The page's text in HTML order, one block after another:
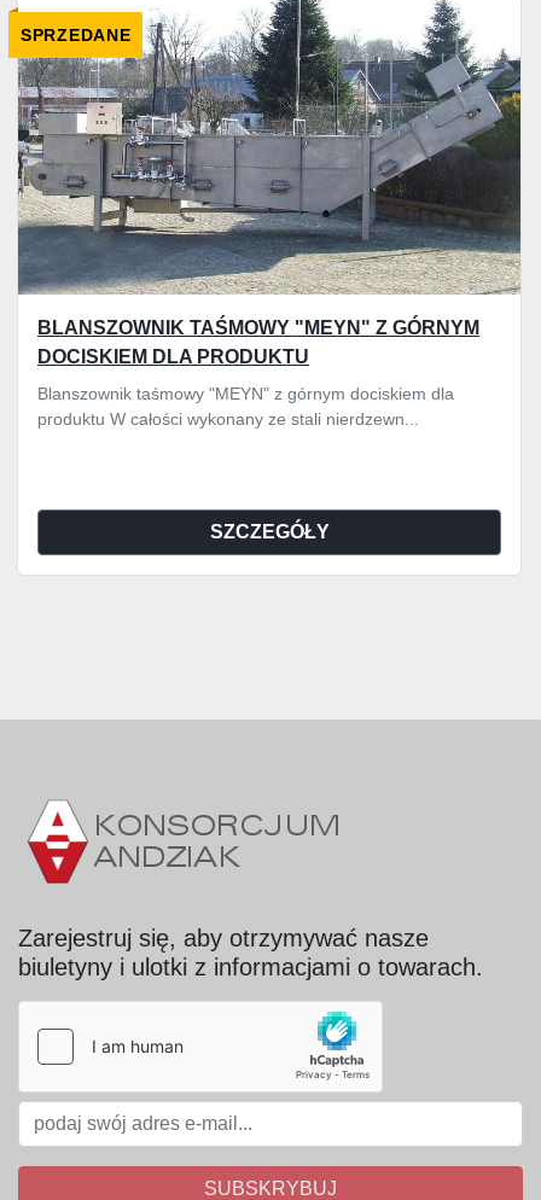
SPRZEDANE
BLANSZOWNIK TAŚMOWY "MEYN" Z GÓRNYM
DOCISKIEM DLA PRODUKTU
Blanszownik taśmowy "MEYN" z górnym dociskiem dla
produktu W całości wykonany ze stali nierdzewn...
SZCZEGÓŁY
Zarejestruj się, aby otrzymywać nasze
biuletyny i ulotki z informacjami o towarach.
SUBSKRYBUJ